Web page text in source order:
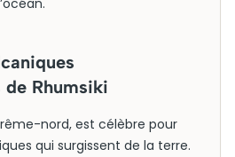
Rhumsiki
nord, est célèbre pour
qui surgissent de la terre.